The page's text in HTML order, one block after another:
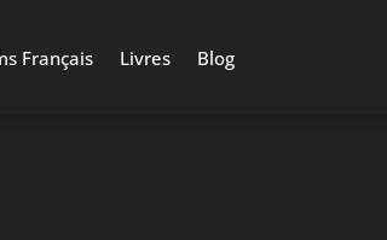
Français Livres Blog